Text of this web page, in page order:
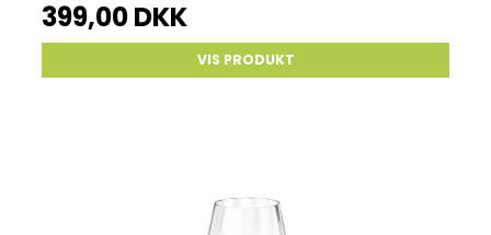
399,00 DKK
VIS PRODUKT